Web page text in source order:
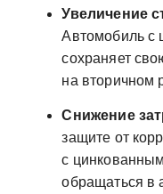
Увеличение
Автомобиль с
сохраняет
на вторичном
Снижение
защите от
с
обращаться в